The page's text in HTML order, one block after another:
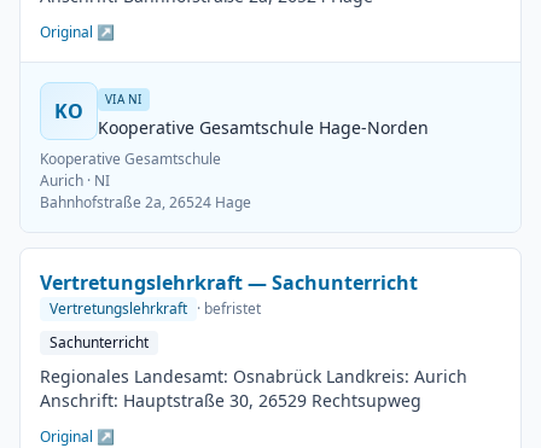
Original ↗
KO VIA NI
Kooperative Gesamtschule Hage-Norden
Kooperative Gesamtschule
Aurich · NI
Bahnhofstraße 2a, 26524 Hage
Vertretungslehrkraft — Sachunterricht
Vertretungslehrkraft · befristet
Sachunterricht
Regionales Landesamt: Osnabrück Landkreis: Aurich
Anschrift: Hauptstraße 30, 26529 Rechtsupweg
Original ↗